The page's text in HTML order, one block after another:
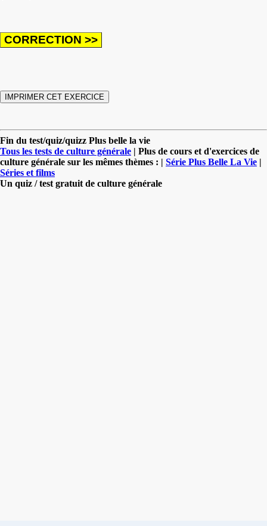
Fin du test/quiz/quizz Plus belle la vie
Tous les tests de culture générale | Plus de cours et d'exercices de
culture générale sur les mêmes thèmes : | Série Plus Belle La Vie |
Séries et films
Un quiz / test gratuit de culture générale